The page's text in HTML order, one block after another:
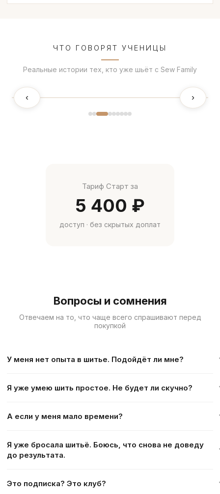
ЧТО ГОВОРЯТ УЧЕНИЦЫ
Реальные истории тех, кто уже шьёт с Sew Family
‹ ›
Тариф Старт за
5 400 ₽
доступ · без скрытых доплат
Вопросы и сомнения
Отвечаем на то, что чаще всего спрашивают перед
покупкой
У меня нет опыта в шитье. Подойдёт ли мне?
Видео пошаговые. Выкройки готовы, на каждый МК все
Я уже умею шить простое. Не будет ли скучно?
сами выбираете 24 мастер-класса под свой уровень. Можно
А если у меня мало времени?
Возвращайтесь к материалам тогда, когда удобно — вечером,
в выходные, в отпуске.
Я уже бросала шитьё. Боюсь, что снова не доведу
до результата.
разрозненным. Здесь всё собрано в одном месте: вы
Это подписка? Это клуб?